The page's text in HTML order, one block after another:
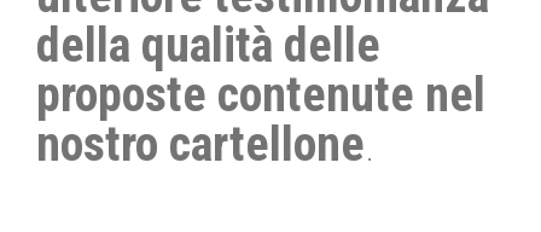
della qualità delle
proposte contenute nel
nostro cartellone.